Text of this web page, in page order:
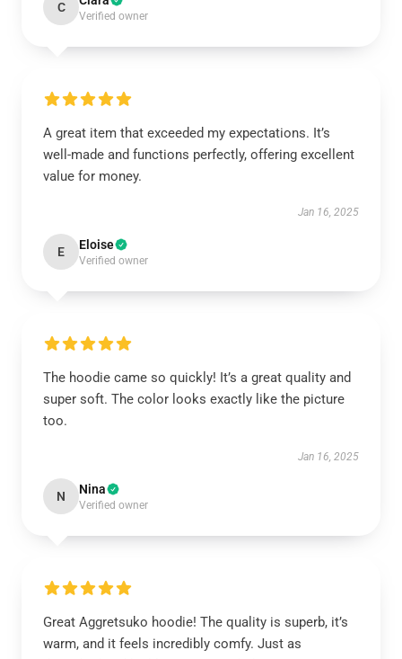
C
Verified owner
A great item that exceeded my expectations. It’s
well-made and functions perfectly, offering excellent
value for money.
Jan 16, 2025
E Eloise
Verified owner
The hoodie came so quickly! It’s a great quality and
super soft. The color looks exactly like the picture
too.
Jan 16, 2025
N Nina
Verified owner
Great Aggretsuko hoodie! The quality is superb, it’s
warm, and it feels incredibly comfy. Just as